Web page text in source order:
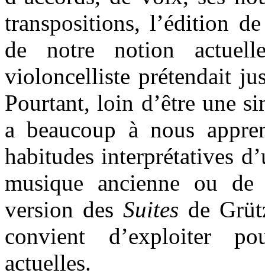
transpositions, l’édition
de notre notion
violoncelliste prétendait
Pourtant, loin d’être une
a beaucoup à nous
habitudes interprétatives
musique ancienne ou
version des Suites de
convient d’exploiter
actuelles.